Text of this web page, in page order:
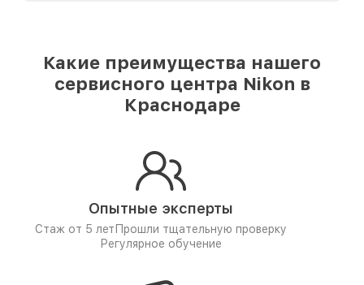
Какие преимущества нашего
сервисного центра Nikon в
Краснодаре
Опытные эксперты
Стаж от 5 лет Прошли тщательную проверку
Регулярное обучение